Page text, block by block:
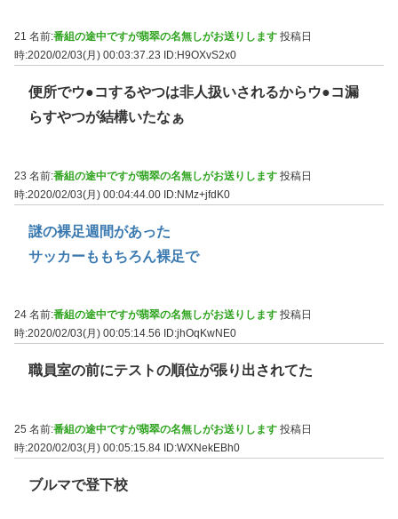
21 名前:番組の途中ですが翡翠の名無しがお送りします 投稿日
時:2020/02/03(月) 00:03:37.23
ID:H9OXvS2x0
便所でウ●コするやつは非人扱いされるからウ●コ漏
らすやつが結構いたなぁ
23 名前:番組の途中ですが翡翠の名無しがお送りします 投稿日
時:2020/02/03(月) 00:04:44.00 ID:NMz+jfdK0
謎の裸足週間があった
サッカーももちろん裸足で
24 名前:番組の途中ですが翡翠の名無しがお送りします 投稿日
時:2020/02/03(月) 00:05:14.56
ID:jhOqKwNE0
職員室の前にテストの順位が張り出されてた
25 名前:番組の途中ですが翡翠の名無しがお送りします 投稿日
時:2020/02/03(月) 00:05:15.84 ID:WXNekEBh0
ブルマで登下校